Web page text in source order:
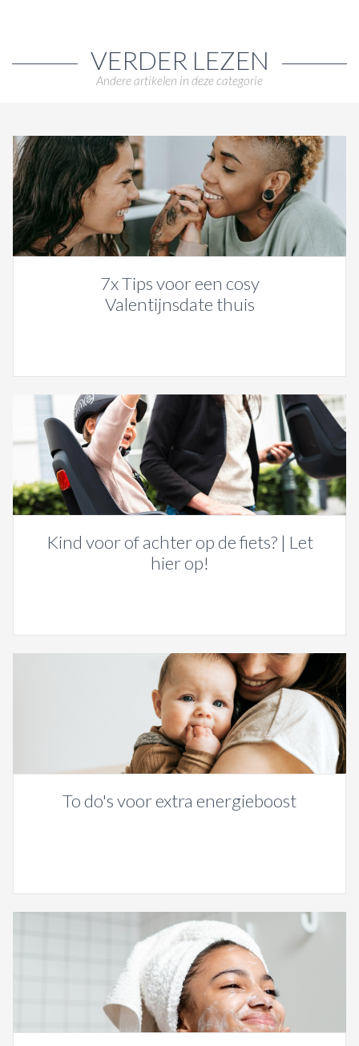
VERDER LEZEN
Andere artikelen in deze categorie
7x Tips voor een cosy
Valentijnsdate thuis
Kind voor of achter op de fiets? | Let
hier op!
To do's voor extra energieboost